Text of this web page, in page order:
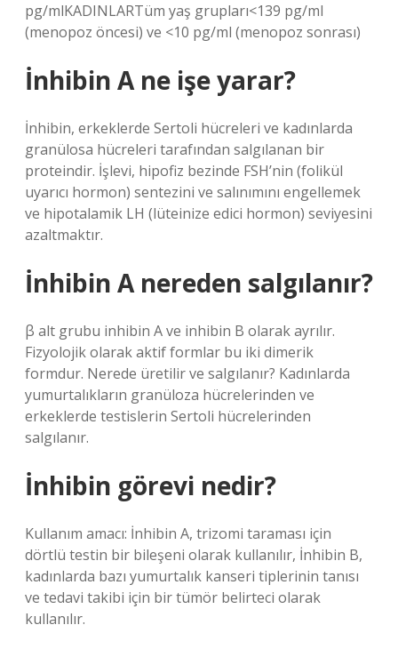
pg/mlKADINLARTüm yaş grupları<139 pg/ml
(menopoz öncesi) ve <10 pg/ml (menopoz sonrası)
İnhibin A ne işe yarar?
İnhibin, erkeklerde Sertoli hücreleri ve kadınlarda
granülosa hücreleri tarafından salgılanan bir
proteindir. İşlevi, hipofiz bezinde FSH’nin (folikül
uyarıcı hormon) sentezini ve salınımını engellemek
ve hipotalamik LH (lüteinize edici hormon) seviyesini
azaltmaktır.
İnhibin A nereden salgılanır?
β alt grubu inhibin A ve inhibin B olarak ayrılır.
Fizyolojik olarak aktif formlar bu iki dimerik
formdur. Nerede üretilir ve salgılanır? Kadınlarda
yumurtalıkların granüloza hücrelerinden ve
erkeklerde testislerin Sertoli hücrelerinden
salgılanır.
İnhibin görevi nedir?
Kullanım amacı: İnhibin A, trizomi taraması için
dörtlü testin bir bileşeni olarak kullanılır, İnhibin B,
kadınlarda bazı yumurtalık kanseri tiplerinin tanısı
ve tedavi takibi için bir tümör belirteci olarak
kullanılır.